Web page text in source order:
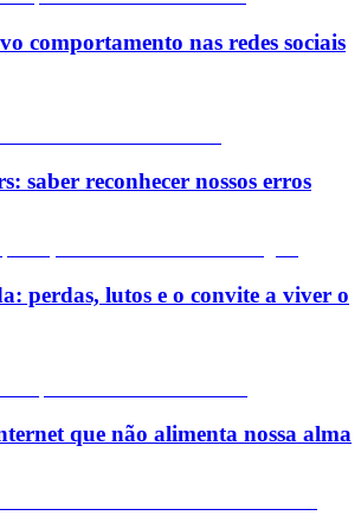
comportamento nas redes sociais
saber reconhecer nossos erros
perdas, lutos e o convite a viver o
que não alimenta nossa alma